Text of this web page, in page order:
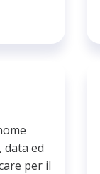
ed
per il